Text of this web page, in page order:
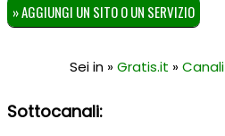
» AGGIUNGI UN SITO O UN SERVIZIO
Sei in »Gratis.it »Canali
Sottocanali: